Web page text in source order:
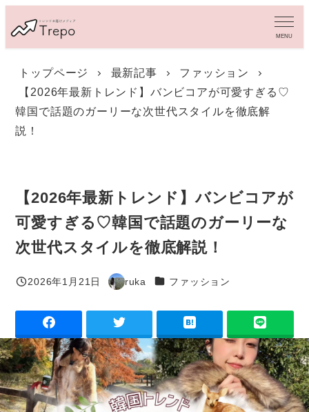
イ
MENU
トップページ 最新記事
ファッション
【2026年最新トレンド】バンビコアが可愛すぎる♡
韓国で話題のガーリーな次世代スタイルを徹底解
説！
【2026年最新トレンド】バンビコアが
可愛すぎる♡韓国で話題のガーリーな
次世代スタイルを徹底解説！
投稿日
2026年1月21日
著
ruka カテゴリー
ファッション